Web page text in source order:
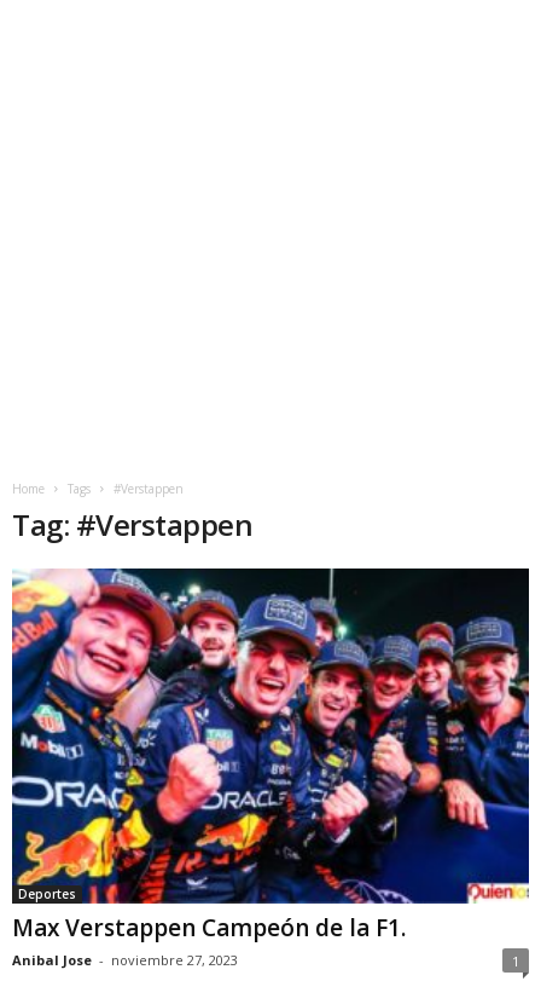
Home Tags #Verstappen
Tag: #Verstappen
Deportes
Max Verstappen Campeón de la F1.
Anibal Jose - noviembre 27, 2023 1